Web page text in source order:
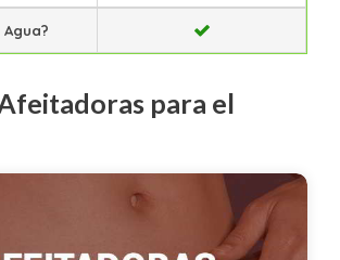
para el